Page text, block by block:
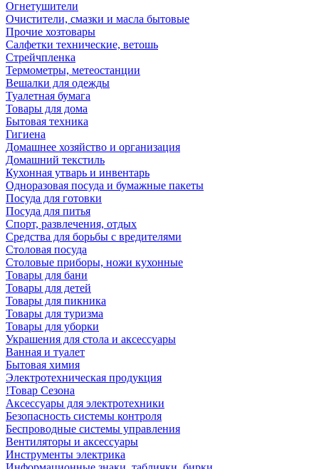
Огнетушители
Очистители, смазки и масла бытовые
Прочие хозтовары
Салфетки технические, ветошь
Стрейчпленка
Термометры, метеостанции
Вешалки для одежды
Туалетная бумага
Товары для дома
Бытовая техника
Гигиена
Домашнее хозяйство и организация
Домашний текстиль
Кухонная утварь и инвентарь
Одноразовая посуда и бумажные пакеты
Посуда для готовки
Посуда для питья
Спорт, развлечения, отдых
Средства для борьбы с вредителями
Столовая посуда
Столовые приборы, ножи кухонные
Товары для бани
Товары для детей
Товары для пикника
Товары для туризма
Товары для уборки
Украшения для стола и аксессуары
Ванная и туалет
Бытовая химия
Электротехническая продукция
!Товар Сезона
Аксессуары для электротехники
Безопасность системы контроля
Беспроводные системы управления
Вентиляторы и аксессуары
Инструменты электрика